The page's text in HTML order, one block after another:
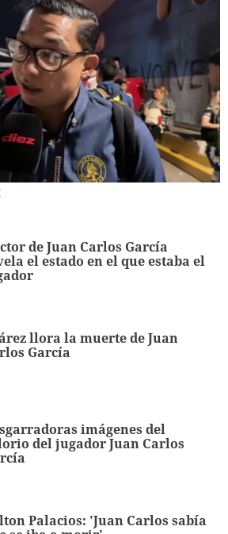
de Juan Carlos García
el estado en el que estaba el
llora la muerte de Juan
García
imágenes del
del jugador Juan Carlos
Palacios: 'Juan Carlos sabía